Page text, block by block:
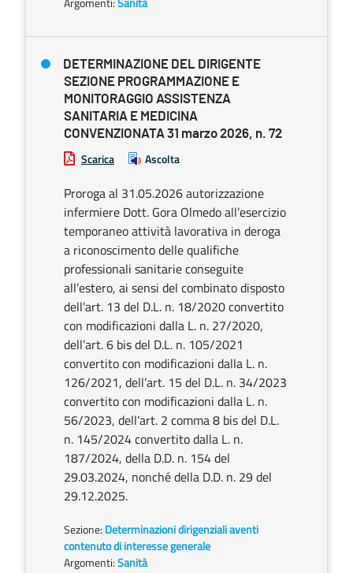
DETERMINAZIONE DEL DIRIGENTE
SEZIONE PROGRAMMAZIONE E
MONITORAGGIO ASSISTENZA
SANITARIA E MEDICINA
CONVENZIONATA 31 marzo 2026, n. 72
Scarica Ascolta
Proroga al 31.05.2026 autorizzazione
infermiere Dott. Gora Olmedo all’esercizio
temporaneo attività lavorativa in deroga
a riconoscimento delle qualifiche
professionali sanitarie conseguite
all’estero, ai sensi del combinato disposto
dell’art. 13 del D.L. n. 18/2020 convertito
con modificazioni dalla L. n. 27/2020,
dell’art. 6 bis del D.L. n. 105/2021
convertito con modificazioni dalla L. n.
126/2021, dell’art. 15 del D.L. n. 34/2023
convertito con modificazioni dalla L. n.
56/2023, dell’art. 2 comma 8 bis del D.L.
n. 145/2024 convertito dalla L. n.
187/2024, della D.D. n. 154 del
29.03.2024, nonché della D.D. n. 29 del
29.12.2025.
Sezione: Determinazioni dirigenziali aventi
contenuto di interesse generale
Argomenti:Sanità